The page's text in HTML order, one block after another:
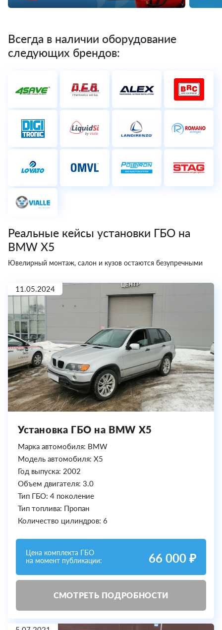
Всегда в наличии оборудование
следующих брендов:
Реальные кейсы установки ГБО на
BMW X5
Ювелирный монтаж, салон и кузов остаются безупречными
11.05.2024
Установка ГБО на BMW X5
Марка автомобиля: BMW
Модель автомобиля: X5
Год выпуска: 2002
Объем двигателя: 3.0
Тип ГБО: 4 поколение
Тип топлива: Пропан
Количество цилиндров: 6
Цена комплекта ГБО
на момент публикации:
66 000 ₽
СМОТРЕТЬ ПОДРОБНОСТИ